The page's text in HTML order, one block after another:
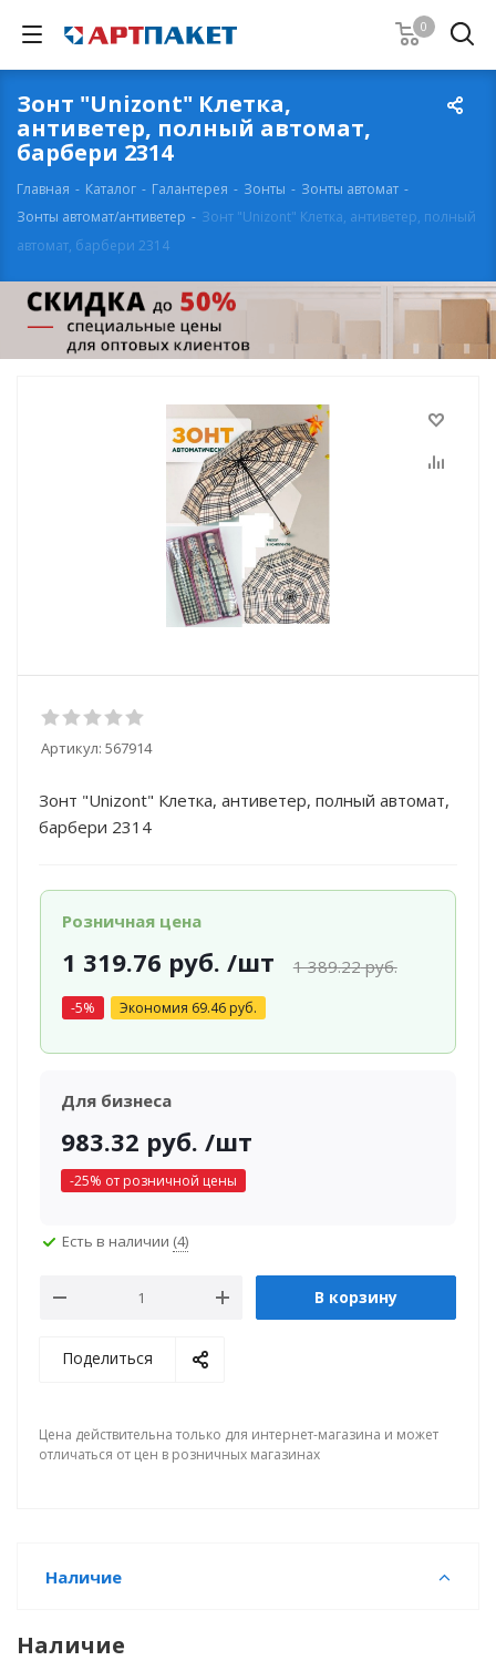
0
Зонт "Unizont" Клетка,
антиветер, полный автомат,
барбери 2314
Главная - Каталог - Галантерея - Зонты - Зонты автомат -
Зонты автомат/антиветер - Зонт "Unizont" Клетка, антиветер, полный
автомат, барбери 2314
Артикул: 567914
Зонт "Unizont" Клетка, антиветер, полный автомат,
барбери 2314
Розничная цена
1 319.76 руб. /шт 1 389.22руб.
-5% Экономия 69.46руб.
Для бизнеса
983.32 руб. /шт
-25% от розничной цены
Есть в наличии (4)
В корзину
Поделиться
Цена действительна только для интернет-магазина и может
отличаться от цен в розничных магазинах
Наличие
Наличие